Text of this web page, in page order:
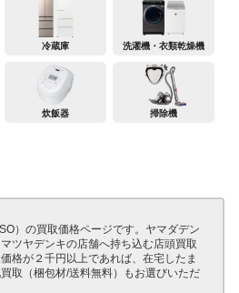
冷蔵庫 洗濯機・衣類乾燥機
炊飯器 掃除機
）の買取価格ページです。ヤマダデン
ツヤデンキの店舗へ持ち込む店頭買取
格が２千円以上であれば、在宅したま
取（梱包材/送料無料）もお選びいただ